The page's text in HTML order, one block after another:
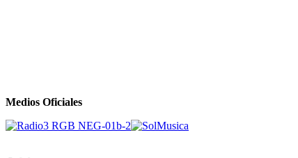
Medios Oficiales